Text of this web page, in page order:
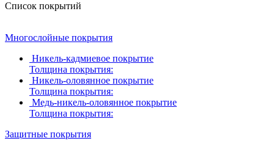
Список покрытий
Многослойные покрытия
Никель-кадмиевое покрытие
Толщина покрытия:
Никель-оловянное покрытие
Толщина покрытия:
Медь-никель-оловянное покрытие
Толщина покрытия:
Защитные покрытия